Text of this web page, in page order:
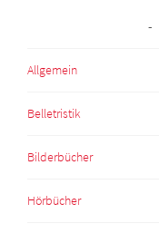
Allgemein
Belletristik
Bilderbücher
Hörbücher